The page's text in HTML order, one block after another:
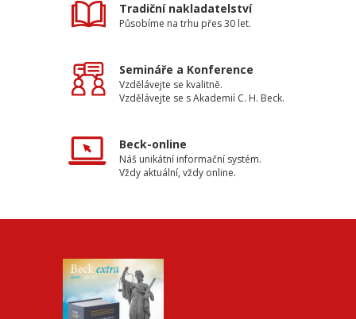
Tradiční nakladatelství
Působíme na trhu přes 30 let.
Semináře a Konference
Vzdělávejte se kvalitně.
Vzdělávejte se s Akademií C. H. Beck.
Beck-online
Náš unikátní informační systém.
Vždy aktuální, vždy online.